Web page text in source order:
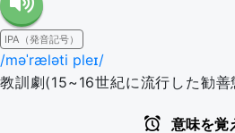
IPA（発音記号）
/məˈræləti pleɪ/
教訓劇(15~16世紀に流行した勧善
意味を覚